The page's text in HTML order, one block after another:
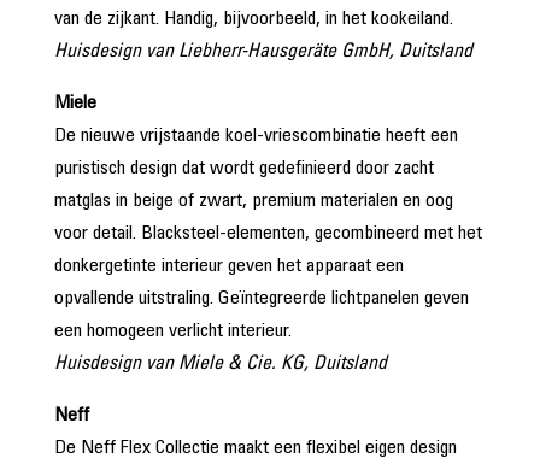
van de zijkant. Handig, bijvoorbeeld, in het kookeiland.
Huisdesign van Liebherr-Hausgeräte GmbH, Duitsland
Miele
De nieuwe vrijstaande koel-vriescombinatie heeft een
puristisch design dat wordt gedefinieerd door zacht
matglas in beige of zwart, premium materialen en oog
voor detail. Blacksteel-elementen, gecombineerd met het
donkergetinte interieur geven het apparaat een
opvallende uitstraling. Geïntegreerde lichtpanelen geven
een homogeen verlicht interieur.
Huisdesign van Miele & Cie. KG, Duitsland
Neff
De Neff Flex Collectie maakt een flexibel eigen design